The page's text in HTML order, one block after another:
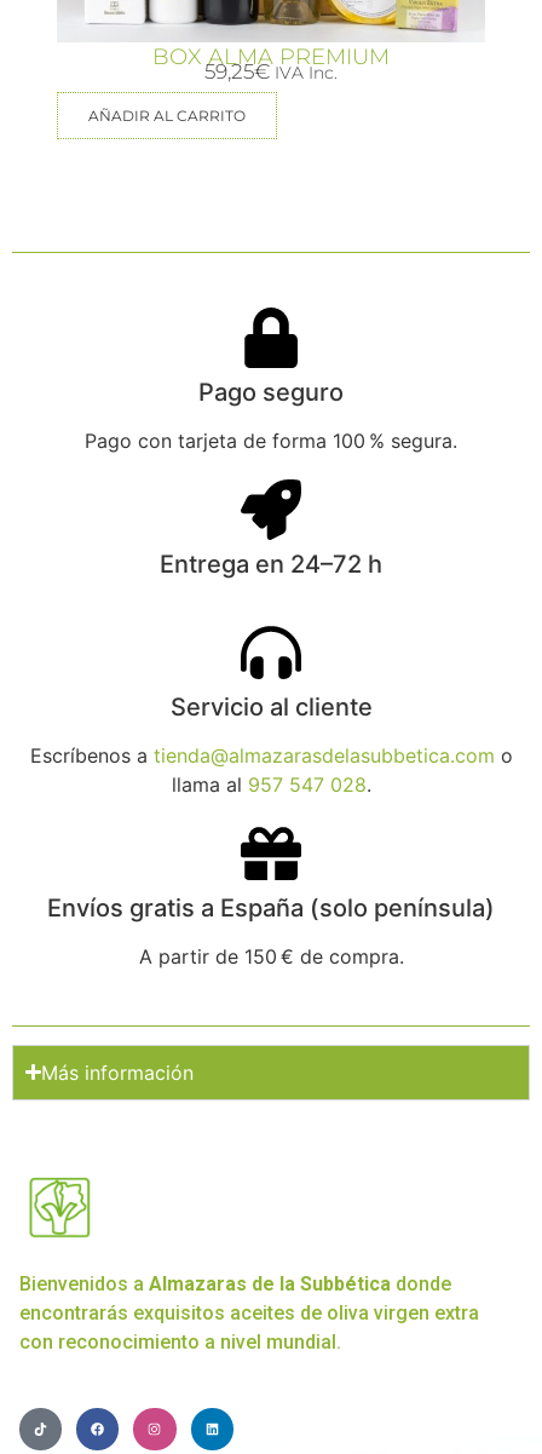
BOX ALMA PREMIUM
59,25€ IVA Inc.
AÑADIR AL CARRITO
Pago seguro
Pago con tarjeta de forma 100 % segura.
Entrega en 24–72 h
Servicio al cliente
Escríbenos a tienda@almazarasdelasubbetica.com o
llama al 957 547 028.
Envíos gratis a España (solo península)
A partir de 150 € de compra.
Más información
Bienvenidos a Almazaras de la Subbética donde
encontrarás exquisitos aceites de oliva virgen extra
con reconocimiento a nivel mundial.